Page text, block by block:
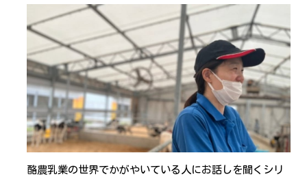
酪農乳業の世界でかがやいている人にお話しを聞くシリ